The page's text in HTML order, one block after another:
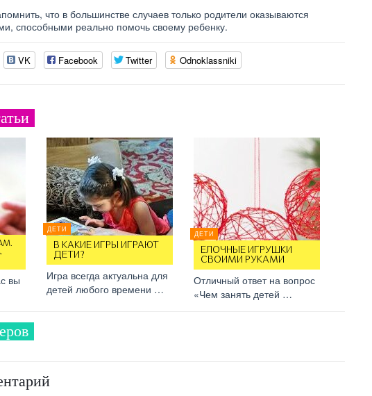
что в большинстве случаев только родители оказываются
способными реально помочь своему ребенку.
VK Facebook Twitter Odnoklassniki
вы
ДЕТИ
В КАКИЕ ИГРЫ ИГРАЮТ
ДЕТИ?
Игра всегда актуальна для
детей любого времени …
ДЕТИ
ЕЛОЧНЫЕ ИГРУШКИ
СВОИМИ РУКАМИ
Отличный ответ на вопрос
«Чем занять детей …